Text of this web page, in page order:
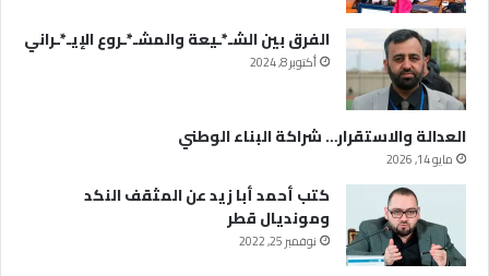
الفرق بين الشـ*ـيعة والمشـ*ـروع الإيـ*ـراني
أكتوبر 8, 2024
العدالة والاستقرار… شراكة البناء الوطني
مايو 14, 2026
كتب أحمد أبا زيد عن المثقف النكد
ومونديال قطر
نوفمبر 25, 2022